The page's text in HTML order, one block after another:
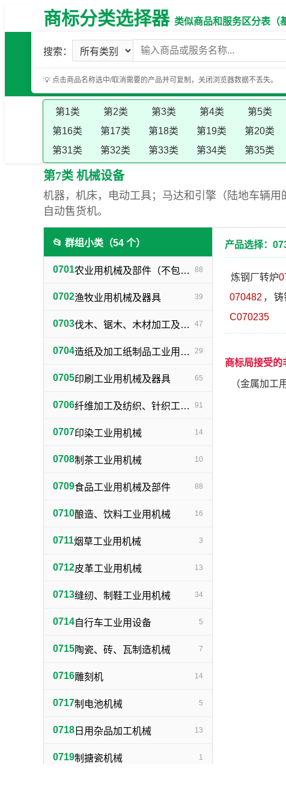
商标分类选择器类似商品和服务区分表（
搜索：
💡 点击商品名称选中/取消需要的产品并可复制，关闭浏览器数据不丢失。
第1类 第2类 第3类 第4类 第5类
第16类
第17类 第18类 第19类 第20类
第31类
第32类 第33类 第34类 第35类
第7类 机械设备
机器，机床，电动工具；马达和引擎（陆地车辆
自动售货机。
📂 群组小类（54 个）
0701 农业用机械及部件（不包括小农具） 88
0702渔牧业用机械及器具 39
0703 伐木、锯木、木材加工及火柴生产用机械及器具 47
0704 造纸及加工纸制品工业用机械及器具 29
0705印刷工业用机械及器具 65
0706 纤维加工及纺织、针织工业用机械及部件 91
0707印染工业用机械 14
0708制茶工业用机械 10
0709食品工业用机械及部件 88
0710酿造、饮料工业用机械 16
0711烟草工业用机械 3
0712皮革工业用机械 13
0713缝纫、制鞋工业用机械 34
0714自行车工业用设备 5
0715陶瓷、砖、瓦制造机械 7
0716雕刻机 14
0717制电池机械 5
0718 日用杂品加工机械 13
0719制搪瓷机械 1
产品选择：
炼钢厂转炉
070482 ， 铸
C070235
商标局接受的
（金属加工